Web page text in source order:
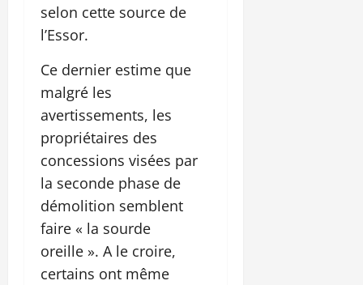
selon cette source de
l’Essor.
Ce dernier estime que
malgré les
avertissements, les
propriétaires des
concessions visées par
la seconde phase de
démolition semblent
faire « la sourde
oreille ». A le croire,
certains ont même